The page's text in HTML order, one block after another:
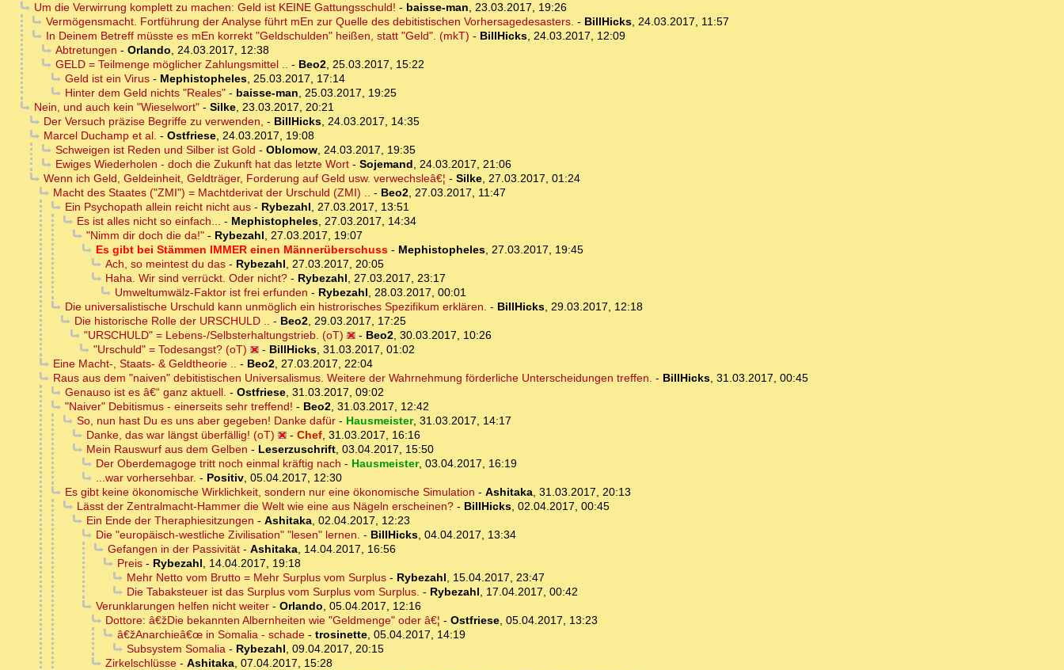
Um die Verwirrung komplett zu machen: Geld ist KEINE Gattungsschuld! - baisse-man, 23.03.2017, 19:26
Vermögensmacht. Fortführung der Analyse führt mEn zur Quelle des debitistischen Vorhersagedesasters. - BillHicks, 24.03.2017, 11:57
In Deinem Betreff müsste es mEn korrekt "Geldschulden" heißen, statt "Geld". (mkT) - BillHicks, 24.03.2017, 12:09
Abtretungen - Orlando, 24.03.2017, 12:38
GELD = Teilmenge möglicher Zahlungsmittel .. - Beo2, 25.03.2017, 15:22
Geld ist ein Virus- Mephistopheles, 25.03.2017, 17:14
Hinter dem Geld nichts "Reales"- baisse-man, 25.03.2017, 19:25
Nein, und auch kein "Wieselwort"- Silke, 23.03.2017, 20:21
Der Versuch präzise Begriffe zu verwenden, - BillHicks, 24.03.2017, 14:35
Marcel Duchamp et al. - Ostfriese, 24.03.2017, 19:08
Schweigen ist Reden und Silber ist Gold - Oblomow, 24.03.2017, 19:35
Ewiges Wiederholen - doch die Zukunft hat das letzte Wort- Sojemand, 24.03.2017, 21:06
Wenn ich Geld, Geldeinheit, Geldträger, Forderung auf Geld usw. verwechsleâ€¦ - Silke, 27.03.2017, 01:24
Macht des Staates ("ZMI") = Machtderivat der Urschuld (ZMI) .. - Beo2, 27.03.2017, 11:47
Ein Psychopath allein reicht nicht aus- Rybezahl, 27.03.2017, 13:51
Es ist alles nicht so einfach... - Mephistopheles, 27.03.2017, 14:34
"Nimm dir doch die da!"- Rybezahl, 27.03.2017, 19:07
Es gibt bei Stämmen IMMER einen Männerüberschuss- Mephistopheles, 27.03.2017, 19:45
Ach, so meintest du das- Rybezahl, 27.03.2017, 20:05
Haha. Wir sind verrückt. Oder nicht?- Rybezahl, 27.03.2017, 23:17
Umweltumwälz-Faktor ist frei erfunden - Rybezahl, 28.03.2017, 00:01
Die universalistische Urschuld kann unmöglich ein histrorisches Spezifikum erklären. - BillHicks, 29.03.2017, 12:18
Die historische Rolle der URSCHULD .. - Beo2, 29.03.2017, 17:25
"URSCHULD" = Lebens-/Selbsterhaltungstrieb. (oT)
- Beo2, 30.03.2017, 10:26
"Urschuld" = Todesangst? (oT)
- BillHicks, 31.03.2017, 01:02
Eine Macht-, Staats- & Geldtheorie .. - Beo2, 27.03.2017, 22:04
Raus aus dem "naiven" debitistischen Universalismus. Weitere der Wahrnehmung förderliche Unterscheidungen treffen. - BillHicks, 31.03.2017, 00:45
Genauso ist es â€“ ganz aktuell. - Ostfriese, 31.03.2017, 09:02
"Naiver" Debitismus - einerseits sehr treffend! - Beo2, 31.03.2017, 12:42
So, nun hast Du es uns aber gegeben! Danke dafür- Hausmeister, 31.03.2017, 14:17
Danke, das war längst überfällig! (oT)
- Chef, 31.03.2017, 16:16
Mein Rauswurf aus dem Gelben - Leserzuschrift, 03.04.2017, 15:50
Der Oberdemagoge tritt noch einmal kräftig nach - Hausmeister, 03.04.2017, 16:19
...war vorhersehbar. - Positiv, 05.04.2017, 12:30
Es gibt keine ökonomische Wirklichkeit, sondern nur eine ökonomische Simulation - Ashitaka, 31.03.2017, 20:13
Lässt der Zentralmacht-Hammer die Welt wie eine aus Nägeln erscheinen?- BillHicks, 02.04.2017, 00:45
Ein Ende der Theraphiesitzungen - Ashitaka, 02.04.2017, 12:23
Die "europäisch-westliche Zivilisation" "lesen" lernen. - BillHicks, 04.04.2017, 13:34
Gefangen in der Passivität- Ashitaka, 14.04.2017, 16:56
Preis- Rybezahl, 14.04.2017, 19:18
Mehr Netto vom Brutto = Mehr Surplus vom Surplus- Rybezahl, 15.04.2017, 23:47
Die Tabaksteuer ist das Surplus vom Surplus vom Surplus. - Rybezahl, 17.04.2017, 00:42
Verunklarungen helfen nicht weiter- Orlando, 05.04.2017, 12:16
Dottore: â€žDie bekannten Albernheiten wie "Geldmenge" oder â€¦ - Ostfriese, 05.04.2017, 13:23
â€žAnarchieâ€œ in Somalia - schade- trosinette, 05.04.2017, 14:19
Subsystem Somalia- Rybezahl, 09.04.2017, 20:15
Zirkelschlüsse- Ashitaka, 07.04.2017, 15:28